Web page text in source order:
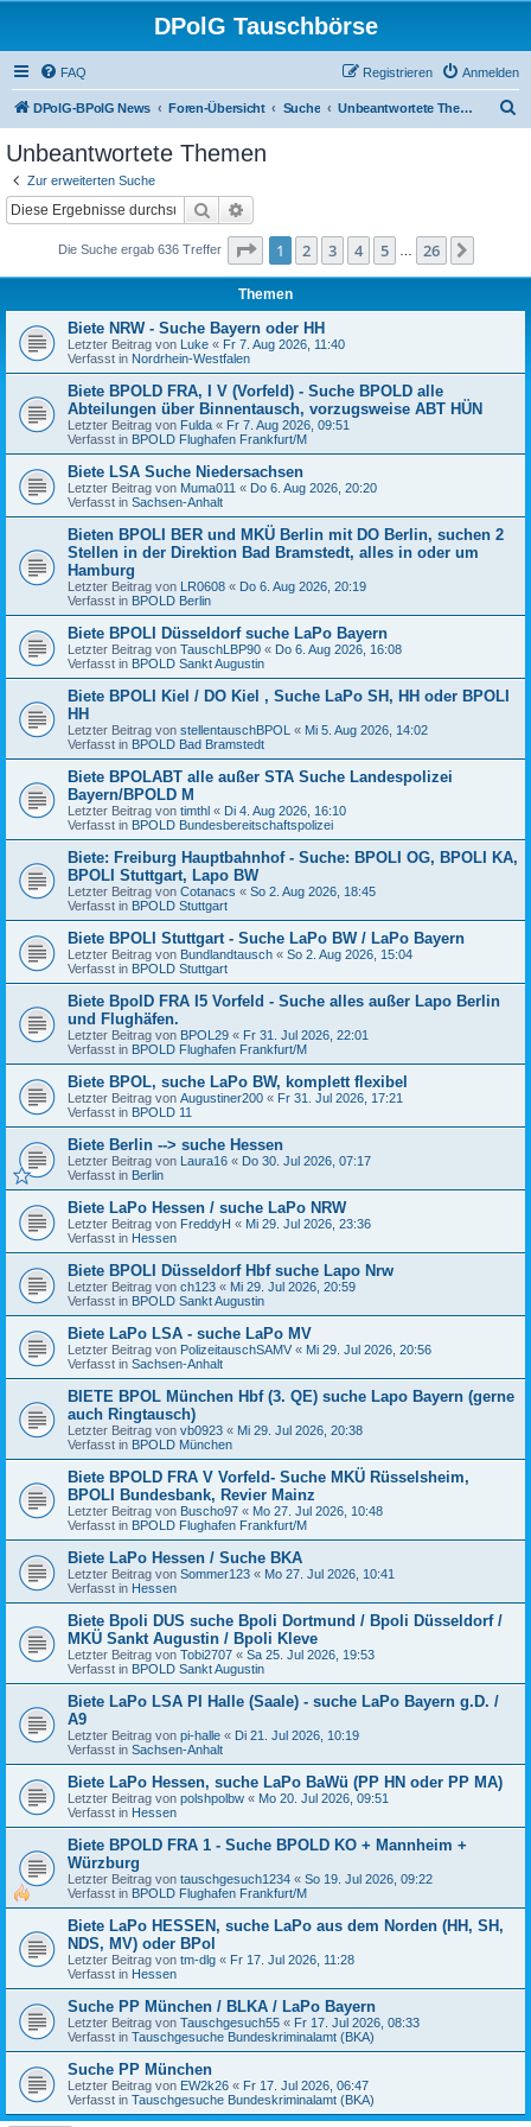
DPolG Tauschbörse
FAQ Anmelden
Registrieren
DPolG-BPolG News Foren-Übersicht Suche Unbeantwortete Themen
Unbeantwortete Themen
Zur erweiterten Suche
Suche
Die Suche ergab 636 Treffer Seite 1von 26
1 2 3 4 5 26
Themen
Biete NRW - Suche Bayern oder HH
Letzter Beitrag von Luke « Fr 7. Aug 2026, 11:40
Verfasst in Nordrhein-Westfalen
Biete BPOLD FRA, I V (Vorfeld) - Suche BPOLD alle
Abteilungen über Binnentausch, vorzugsweise ABT HÜN
Letzter Beitrag von Fulda « Fr 7. Aug 2026, 09:51
Verfasst in BPOLD Flughafen Frankfurt/M
Biete LSA Suche Niedersachsen
Letzter Beitrag von Muma011 « Do 6. Aug 2026, 20:20
Verfasst in Sachsen-Anhalt
Bieten BPOLI BER und MKÜ Berlin mit DO Berlin, suchen 2
Stellen in der Direktion Bad Bramstedt, alles in oder um
Hamburg
Letzter Beitrag von LR0608 « Do 6. Aug 2026, 20:19
Verfasst in BPOLD Berlin
Biete BPOLI Düsseldorf suche LaPo Bayern
Letzter Beitrag von TauschLBP90 « Do 6. Aug 2026, 16:08
Verfasst in BPOLD Sankt Augustin
Biete BPOLI Kiel / DO Kiel , Suche LaPo SH, HH oder BPOLI
HH
Letzter Beitrag von stellentauschBPOL « Mi 5. Aug 2026, 14:02
Verfasst in BPOLD Bad Bramstedt
Biete BPOLABT alle außer STA Suche Landespolizei
Bayern/BPOLD M
Letzter Beitrag von timthl « Di 4. Aug 2026, 16:10
Verfasst in BPOLD Bundesbereitschaftspolizei
Biete: Freiburg Hauptbahnhof - Suche: BPOLI OG, BPOLI KA,
BPOLI Stuttgart, Lapo BW
Letzter Beitrag von Cotanacs « So 2. Aug 2026, 18:45
Verfasst in BPOLD Stuttgart
Biete BPOLI Stuttgart - Suche LaPo BW / LaPo Bayern
Letzter Beitrag von Bundlandtausch « So 2. Aug 2026, 15:04
Verfasst in BPOLD Stuttgart
Biete BpolD FRA I5 Vorfeld - Suche alles außer Lapo Berlin
und Flughäfen.
Letzter Beitrag von BPOL29 « Fr 31. Jul 2026, 22:01
Verfasst in BPOLD Flughafen Frankfurt/M
Biete BPOL, suche LaPo BW, komplett flexibel
Letzter Beitrag von Augustiner200 « Fr 31. Jul 2026, 17:21
Verfasst in BPOLD 11
Biete Berlin --> suche Hessen
Letzter Beitrag von Laura16 « Do 30. Jul 2026, 07:17
Verfasst in Berlin
Biete LaPo Hessen / suche LaPo NRW
Letzter Beitrag von FreddyH « Mi 29. Jul 2026, 23:36
Verfasst in Hessen
Biete BPOLI Düsseldorf Hbf suche Lapo Nrw
Letzter Beitrag von ch123 « Mi 29. Jul 2026, 20:59
Verfasst in BPOLD Sankt Augustin
Biete LaPo LSA - suche LaPo MV
Letzter Beitrag von PolizeitauschSAMV « Mi 29. Jul 2026, 20:56
Verfasst in Sachsen-Anhalt
BIETE BPOL München Hbf (3. QE) suche Lapo Bayern (gerne
auch Ringtausch)
Letzter Beitrag von vb0923 « Mi 29. Jul 2026, 20:38
Verfasst in BPOLD München
Biete BPOLD FRA V Vorfeld- Suche MKÜ Rüsselsheim,
BPOLI Bundesbank, Revier Mainz
Letzter Beitrag von Buscho97 « Mo 27. Jul 2026, 10:48
Verfasst in BPOLD Flughafen Frankfurt/M
Biete LaPo Hessen / Suche BKA
Letzter Beitrag von Sommer123 « Mo 27. Jul 2026, 10:41
Verfasst in Hessen
Biete Bpoli DUS suche Bpoli Dortmund / Bpoli Düsseldorf /
MKÜ Sankt Augustin / Bpoli Kleve
Letzter Beitrag von Tobi2707 « Sa 25. Jul 2026, 19:53
Verfasst in BPOLD Sankt Augustin
Biete LaPo LSA PI Halle (Saale) - suche LaPo Bayern g.D. /
A9
Letzter Beitrag von pi-halle « Di 21. Jul 2026, 10:19
Verfasst in Sachsen-Anhalt
Biete LaPo Hessen, suche LaPo BaWü (PP HN oder PP MA)
Letzter Beitrag von polshpolbw « Mo 20. Jul 2026, 09:51
Verfasst in Hessen
Biete BPOLD FRA 1 - Suche BPOLD KO + Mannheim +
Würzburg
Letzter Beitrag von tauschgesuch1234 « So 19. Jul 2026, 09:22
Verfasst in BPOLD Flughafen Frankfurt/M
Biete LaPo HESSEN, suche LaPo aus dem Norden (HH, SH,
NDS, MV) oder BPol
Letzter Beitrag von tm-dlg « Fr 17. Jul 2026, 11:28
Verfasst in Hessen
Suche PP München / BLKA / LaPo Bayern
Letzter Beitrag von Tauschgesuch55 « Fr 17. Jul 2026, 08:33
Verfasst in Tauschgesuche Bundeskriminalamt (BKA)
Suche PP München
Letzter Beitrag von EW2k26 « Fr 17. Jul 2026, 06:47
Verfasst in Tauschgesuche Bundeskriminalamt (BKA)